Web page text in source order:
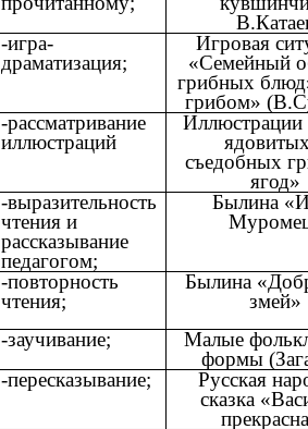
-игра-
драматизация;
Игровая
«Семейный
грибных
грибом»
-рассматривание
иллюстраций
Иллюстрации
съедобных
ягод»
-выразительность
чтения и
рассказывание
педагогом;
Былина
-повторность
чтения;
Былина
змей»
-заучивание;
Малые
формы
-пересказывание;
Русская
сказка